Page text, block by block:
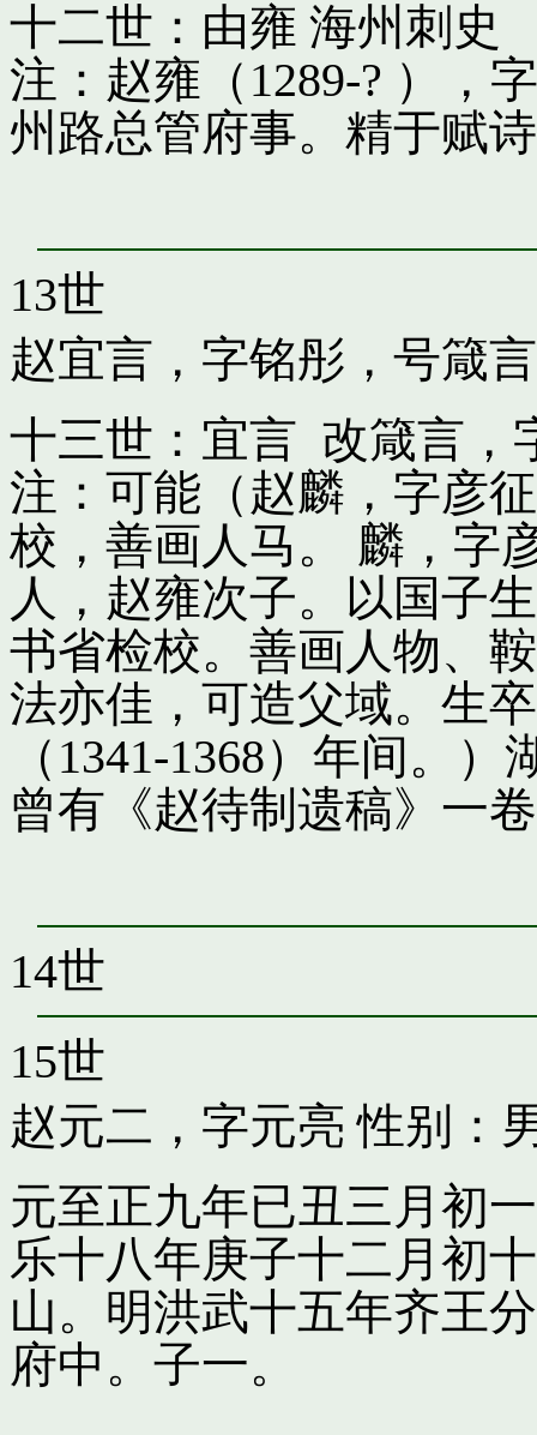
十二世：由雍 海州刺史
注：赵雍（1289-? ），
州路总管府事。精于赋
13世
赵宜言，字铭彤，号箴言
十三世：宜言 改箴言，
注：可能（赵麟，字彦
校，善画人马。 麟，字
人，赵雍次子。以国子
书省检校。善画人物、
法亦佳，可造父域。生
（1341-1368）年间。
曾有《赵待制遗稿》一
14世
15世
赵元二，字元亮 性别：
元至正九年已丑三月初
乐十八年庚子十二月初
山。明洪武十五年齐王
府中。子一。